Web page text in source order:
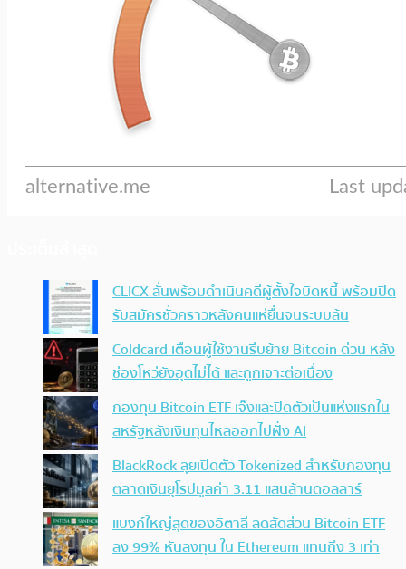
CLICX ลั่นพร้อมดำเนินคดีผู้ตั้งใจบิดหนี้ พร้อมปิด
รับสมัครชั่วคราวหลังคนแห่ยื่นจนระบบล้น
Coldcard เตือนผู้ใช้งานรีบย้าย Bitcoin ด่วน หลัง
ช่องโหว่ยังอุดไม่ได้ และถูกเจาะต่อเนื่อง
กองทุน Bitcoin ETF เจ๊งและปิดตัวเป็นแห่งแรกใน
สหรัฐหลังเงินทุนไหลออกไปฝั่ง AI
BlackRock ลุยเปิดตัว Tokenized สำหรับกองทุน
ตลาดเงินยุโรปมูลค่า 3.11 แสนล้านดอลลาร์
แบงก์ใหญ่สุดของอิตาลี ลดสัดส่วน Bitcoin ETF
ลง 99% หันลงทุน ใน Ethereum แทนถึง 3 เท่า